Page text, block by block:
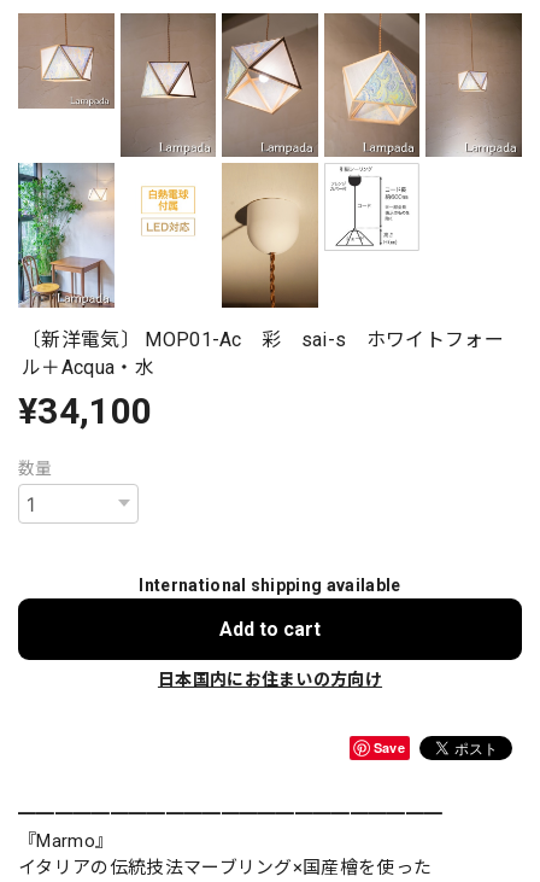
〔新洋電気〕 MOP01-Ac 彩 sai-s ホワイトフォー
ル＋Acqua・水
¥34,100
数量
International shipping available
Add to cart
日本国内にお住まいの方向け
Save
━━━━━━━━━━━━━━━━━━━━━━━
『Marmo』
イタリアの伝統技法マーブリング×国産檜を使った